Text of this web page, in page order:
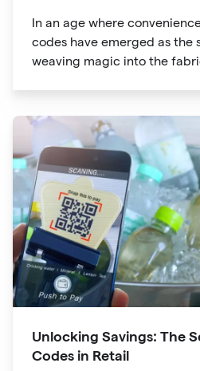
In an age where
codes have emerged as the
weaving magic into the
product packaging
Unlocking Savings: The
Codes in Retail